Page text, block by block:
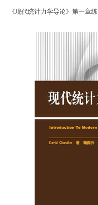
《现代统计力学导论》第一章